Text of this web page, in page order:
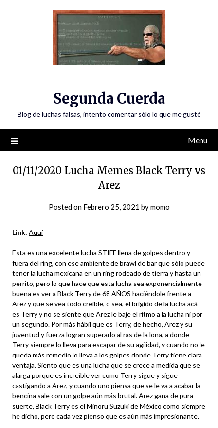
Segunda Cuerda
Blog de luchas falsas, intento comentar sólo lo que me gustó
Menu
01/11/2020 Lucha Memes Black Terry vs
Arez
Posted on Febrero 25, 2021 bymomo
Link: Aquí
Esta es una excelente lucha STIFF llena de golpes dentro y
fuera del ring, con ese ambiente de brawl de bar que sólo puede
tener la lucha mexicana en un ring rodeado de tierra y hasta un
perrito, pero lo que hace que esta lucha sea exponencialmente
buena es ver a Black Terry de 68 AÑOS haciéndole frente a
Arez y que se vea todo creíble, o sea, el brígido de la lucha acá
es Terry y no se siente que Arez le baje el ritmo a la lucha ni por
un segundo. Por más hábil que es Terry, de hecho, Arez y su
juventud y fuerza logran superarlo al ras de la lona, a donde
Terry siempre lo lleva para escapar de su agilidad, y cuando no le
queda más remedio lo lleva a los golpes donde Terry tiene clara
ventaja. Siento que es una lucha que se crece a medida que se
alarga porque es increíble ver como Terry sigue y sigue
castigando a Arez, y cuando uno piensa que se le va a acabar la
bencina sale con un golpe aún más brutal. Arez gana de pura
suerte, Black Terry es el Minoru Suzuki de México como siempre
he dicho, pero cada vez pienso que es aún más impresionante.